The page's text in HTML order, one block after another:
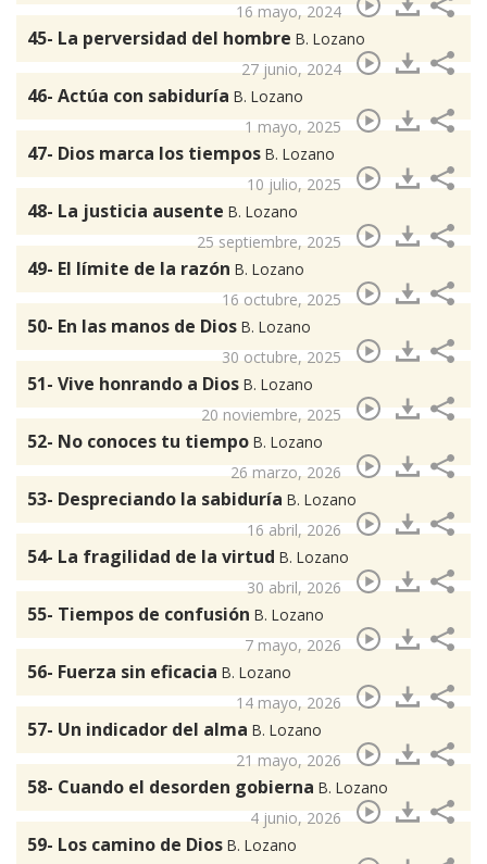
16 mayo, 2024
45- La perversidad del hombre B. Lozano
27 junio, 2024
46- Actúa con sabiduría B. Lozano
1 mayo, 2025
47- Dios marca los tiempos B. Lozano
10 julio, 2025
48- La justicia ausente B. Lozano
25 septiembre, 2025
49- El límite de la razón B. Lozano
16 octubre, 2025
50- En las manos de Dios B. Lozano
30 octubre, 2025
51- Vive honrando a Dios B. Lozano
20 noviembre, 2025
52- No conoces tu tiempo B. Lozano
26 marzo, 2026
53- Despreciando la sabiduría B. Lozano
16 abril, 2026
54- La fragilidad de la virtud B. Lozano
30 abril, 2026
55- Tiempos de confusión B. Lozano
7 mayo, 2026
56- Fuerza sin eficacia B. Lozano
14 mayo, 2026
57- Un indicador del alma B. Lozano
21 mayo, 2026
58- Cuando el desorden gobierna B. Lozano
4 junio, 2026
59- Los camino de Dios B. Lozano